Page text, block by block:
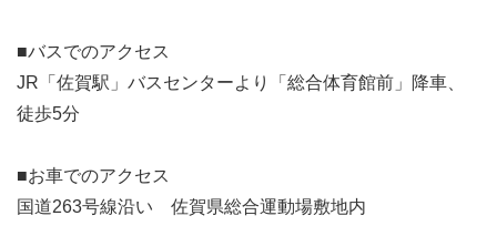
■バスでのアクセス
JR「佐賀駅」バスセンターより「総合体育館前」降車、
徒歩5分
■お車でのアクセス
国道263号線沿い 佐賀県総合運動場敷地内